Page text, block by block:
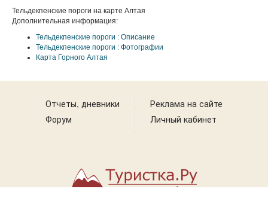
Тельдекпенские пороги на карте Алтая
Дополнительная информация:
Тельдекпенские пороги : Описание
Тельдекпенские пороги : Фотографии
Карта Горного Алтая
Отчеты, дневники
Форум
Реклама на сайте
Личный кабинет